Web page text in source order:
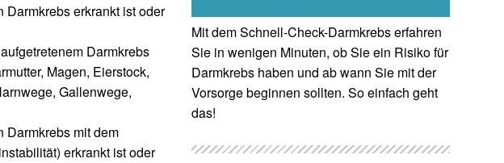
Darmkrebs erkrankt ist oder
Darmkrebs
Magen, Eierstock,
Gallenwege,
Darmkrebs mit dem
erkrankt ist oder
Mit dem Schnell-Check-Darmkrebs erfahren
Sie in wenigen Minuten, ob Sie ein Risiko für
Darmkrebs haben und ab wann Sie mit der
Vorsorge beginnen sollten. So einfach geht
das!